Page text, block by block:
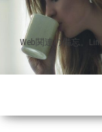
content
Web関連の備忘。